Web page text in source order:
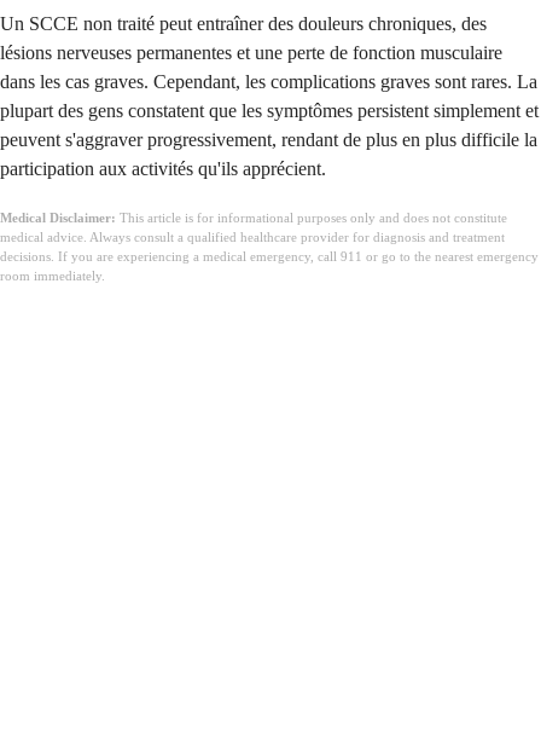
Un SCCE non traité peut entraîner des douleurs chroniques, des
lésions nerveuses permanentes et une perte de fonction musculaire
dans les cas graves. Cependant, les complications graves sont rares. La
plupart des gens constatent que les symptômes persistent simplement et
peuvent s'aggraver progressivement, rendant de plus en plus difficile la
participation aux activités qu'ils apprécient.
Medical Disclaimer: This article is for informational purposes only and does not constitute
medical advice. Always consult a qualified healthcare provider for diagnosis and treatment
decisions. If you are experiencing a medical emergency, call 911 or go to the nearest emergency
room immediately.